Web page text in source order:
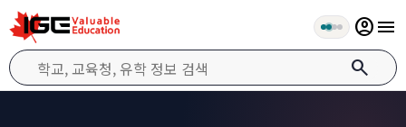
search
account_circlemenu